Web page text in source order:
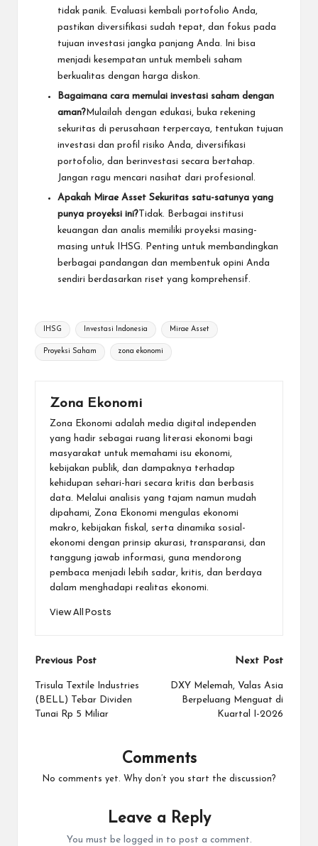
tidak panik. Evaluasi kembali portofolio Anda,
pastikan diversifikasi sudah tepat, dan fokus pada
tujuan investasi jangka panjang Anda. Ini bisa
menjadi kesempatan untuk membeli saham
berkualitas dengan harga diskon.
Bagaimana cara memulai investasi saham dengan
aman? Mulailah dengan edukasi, buka rekening
sekuritas di perusahaan terpercaya, tentukan tujuan
investasi dan profil risiko Anda, diversifikasi
portofolio, dan berinvestasi secara bertahap.
Jangan ragu mencari nasihat dari profesional.
Apakah Mirae Asset Sekuritas satu-satunya yang
punya proyeksi ini? Tidak. Berbagai institusi
keuangan dan analis memiliki proyeksi masing-
masing untuk IHSG. Penting untuk membandingkan
berbagai pandangan dan membentuk opini Anda
sendiri berdasarkan riset yang komprehensif.
Tags:
IHSG Investasi Indonesia Mirae Asset
Proyeksi Saham zona ekonomi
Zona Ekonomi
Zona Ekonomi adalah media digital independen
yang hadir sebagai ruang literasi ekonomi bagi
masyarakat untuk memahami isu ekonomi,
kebijakan publik, dan dampaknya terhadap
kehidupan sehari-hari secara kritis dan berbasis
data. Melalui analisis yang tajam namun mudah
dipahami, Zona Ekonomi mengulas ekonomi
makro, kebijakan fiskal, serta dinamika sosial-
ekonomi dengan prinsip akurasi, transparansi, dan
tanggung jawab informasi, guna mendorong
pembaca menjadi lebih sadar, kritis, dan berdaya
dalam menghadapi realitas ekonomi.
View All Posts
Post
navigation
Previous Post
Trisula Textile Industries
(BELL) Tebar Dividen
Tunai Rp 5 Miliar
Next Post
DXY Melemah, Valas Asia
Berpeluang Menguat di
Kuartal I-2026
Comments
No comments yet. Why don’t you start the discussion?
Leave a Reply
You must be logged in to post a comment.